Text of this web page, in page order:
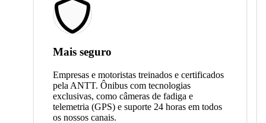
Mais seguro
Empresas e motoristas treinados e certificados
pela ANTT. Ônibus com tecnologias
exclusivas, como câmeras de fadiga e
telemetria (GPS) e suporte 24 horas em todos
os nossos canais.